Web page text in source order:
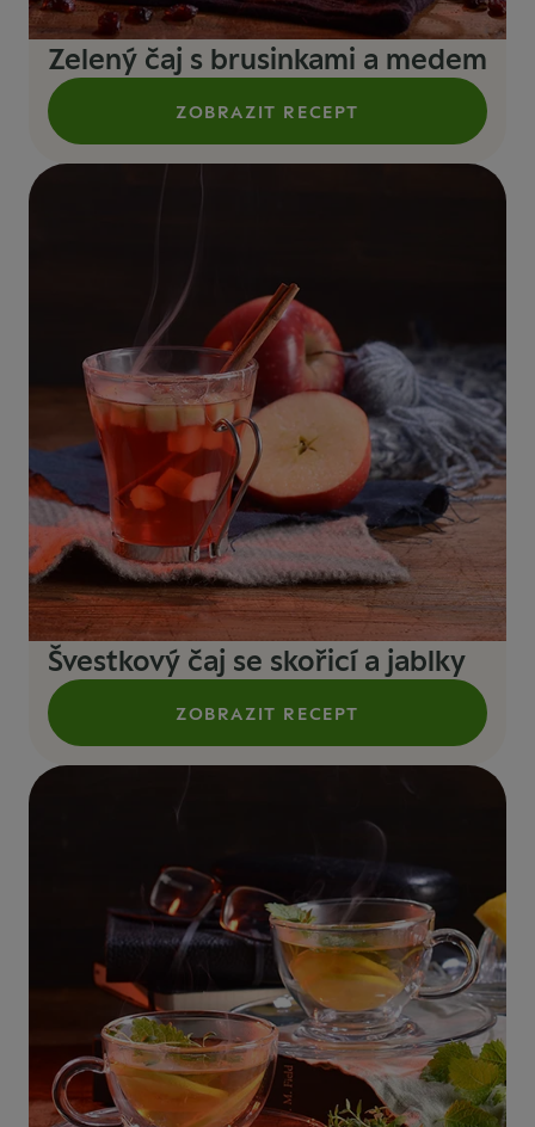
Zelený čaj s brusinkami a medem
ZOBRAZIT RECEPT
Švestkový čaj se skořicí a jablky
ZOBRAZIT RECEPT